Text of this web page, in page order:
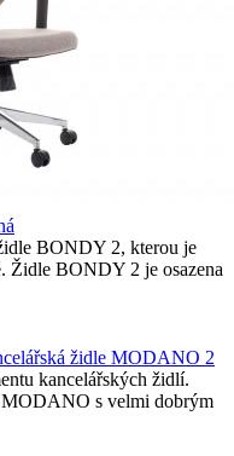
BONDY 2, kterou je
Židle BONDY 2 je osazena
židle MODANO 2
kancelářských židlí.
s velmi dobrým